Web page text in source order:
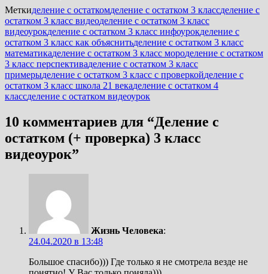
Меткиделение с остаткомделение с остатком 3 классделение с
остатком 3 класс видеоделение с остатком 3 класс
видеоурокделение с остатком 3 класс инфоурокделение с
остатком 3 класс как объяснитьделение с остатком 3 класс
математикаделение с остатком 3 класс мороделение с остатком
3 класс перспективаделение с остатком 3 класс
примерыделение с остатком 3 класс с проверкойделение с
остатком 3 класс школа 21 векаделение с остатком 4
классделение с остатком видеоурок
10 комментариев для “Деление с
остатком (+ проверка) 3 класс
видеоурок”
Жизнь Человека:
24.04.2020 в 13:48
Большое спасибо))) Где только я не смотрела везде не